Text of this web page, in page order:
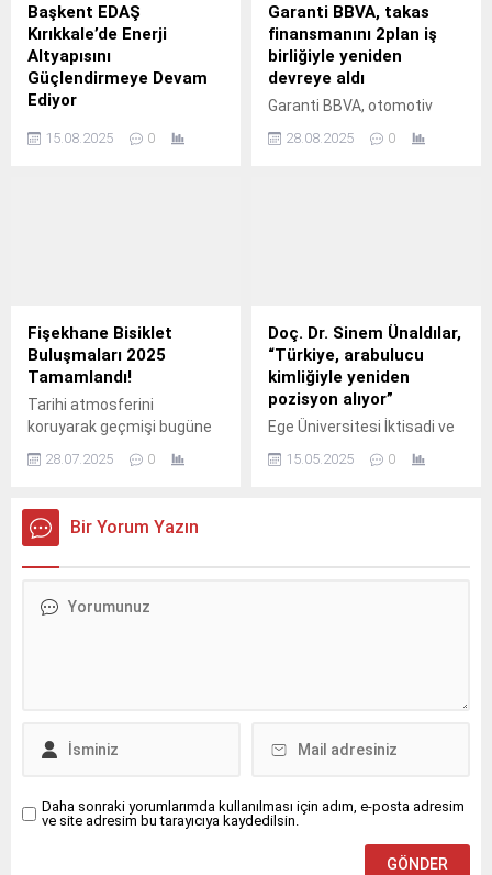
Başkent EDAŞ
Kırıkkale’de Enerji
Altyapısını
Güçlendirmeye Devam
Ediyor
gelecek’ vizyonuyla
çalışmalarını sürdürüyor.
15.08.2025 0
Garanti BBVA, takas
finansmanını 2plan iş
birliğiyle yeniden
devreye aldı
Garanti BBVA, otomotiv
müşterilerine sunduğu
28.08.2025 0
Fişekhane Bisiklet
Buluşmaları 2025
Tamamlandı!
Tarihi atmosferini
koruyarak geçmişi bugüne
yaşayan bir kültür-sanat,
haline gelen Fişekhane,
Bisiklet Buluşmaları 2025
buluşturdu.
28.07.2025 0
Doç. Dr. Sinem Ünaldılar,
“Türkiye, arabulucu
kimliğiyle yeniden
pozisyon alıyor”
Ege Üniversitesi İktisadi ve
Uluslararası İlişkiler Bölümü
15.05.2025 0
Bir Yorum Yazın
Daha sonraki yorumlarımda kullanılması için adım, e-posta adresim
ve site adresim bu tarayıcıya kaydedilsin.